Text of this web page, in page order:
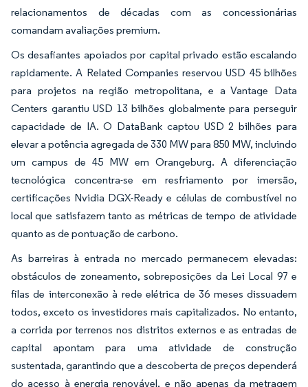
relacionamentos de décadas com as concessionárias
comandam avaliações premium.
Os desafiantes apoiados por capital privado estão escalando
rapidamente. A Related Companies reservou USD 45 bilhões
para projetos na região metropolitana, e a Vantage Data
Centers garantiu USD 13 bilhões globalmente para perseguir
capacidade de IA. O DataBank captou USD 2 bilhões para
elevar a potência agregada de 330 MW para 850 MW, incluindo
um campus de 45 MW em Orangeburg. A diferenciação
tecnológica concentra-se em resfriamento por imersão,
certificações Nvidia DGX-Ready e células de combustível no
local que satisfazem tanto as métricas de tempo de atividade
quanto as de pontuação de carbono.
As barreiras à entrada no mercado permanecem elevadas:
obstáculos de zoneamento, sobreposições da Lei Local 97 e
filas de interconexão à rede elétrica de 36 meses dissuadem
todos, exceto os investidores mais capitalizados. No entanto,
a corrida por terrenos nos distritos externos e as entradas de
capital apontam para uma atividade de construção
sustentada, garantindo que a descoberta de preços dependerá
do acesso à energia renovável, e não apenas da metragem